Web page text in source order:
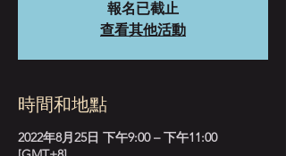
報名已截止
查看其他活動
時間和地點
2022年8月25日 下午9:00 – 下午11:00